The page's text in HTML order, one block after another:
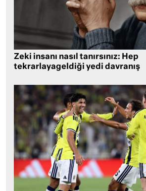
Zeki insanı nasıl tanırsınız: Hep
tekrarlayageldiği yedi davranış